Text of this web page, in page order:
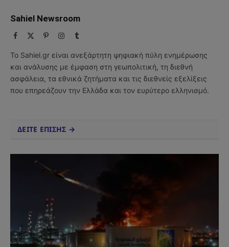
Sahiel Newsroom
Facebook PinterestInstagram
Tumblr
Το Sahiel.gr είναι ανεξάρτητη ψηφιακή πύλη ενημέρωσης
και ανάλυσης με έμφαση στη γεωπολιτική, τη διεθνή
ασφάλεια, τα εθνικά ζητήματα και τις διεθνείς εξελίξεις
που επηρεάζουν την Ελλάδα και τον ευρύτερο ελληνισμό.
ΔΕΙΤΕ ΕΠΙΣΗΣ →